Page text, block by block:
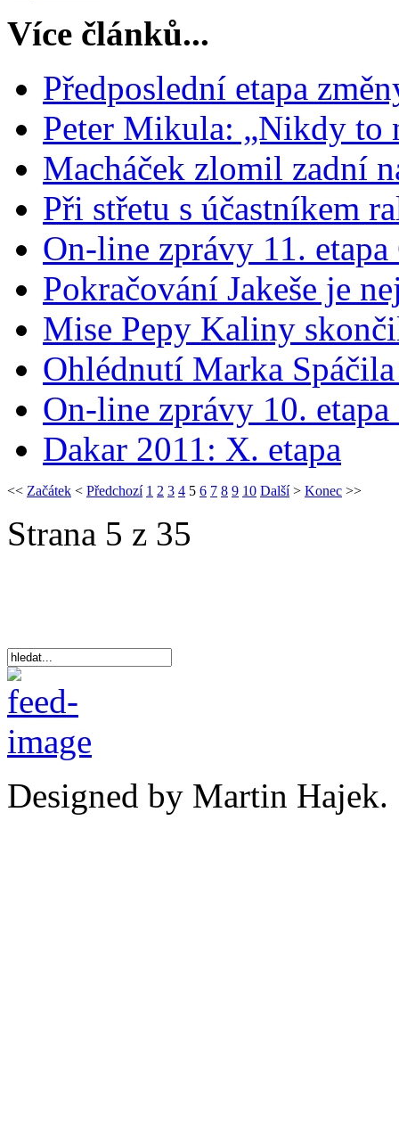
Více článků...
Předposlední etapa
Peter Mikula: „Nikdy to
Macháček zlomil zadní
Při střetu s účastníkem
On-line zprávy 11.
Pokračování Jakeše je
Mise Pepy Kaliny
Ohlédnutí Marka
On-line zprávy 10.
Dakar 2011: X. etapa
<< Začátek < Předchozí 1 2 3 4 5 6 7 8 9 10 Další> Konec >>
Strana 5 z 35
Designed by Martin Hajek.